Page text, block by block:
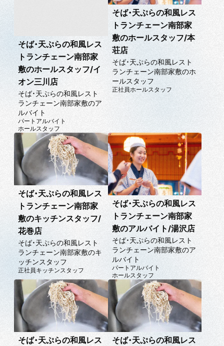
そば・天ぷらの和風レス
トランチェーン南部家
敷のホールスタッフ/イ
オン三川店
そば・天ぷらの和風レスト
ランチェーン南部家敷のア
ルバイト
パートアルバイト
ホールスタッフ
そば・天ぷらの和風レス
トランチェーン南部家
敷のホールスタッフ/本
荘店
そば・天ぷらの和風レスト
ランチェーン南部家敷のホ
ールスタッフ
正社員ホールスタッフ
そば・天ぷらの和風レス
トランチェーン南部家
敷のキッチンスタッフ/
花巻店
そば・天ぷらの和風レスト
ランチェーン南部家敷のキ
ッチンスタッフ
正社員キッチンスタッフ
そば・天ぷらの和風レス
トランチェーン南部家
敷のアルバイト/湯沢店
そば・天ぷらの和風レスト
ランチェーン南部家敷のア
ルバイト
パートアルバイト
ホールスタッフ
そば・天ぷらの和風レス
そば・天ぷらの和風レス